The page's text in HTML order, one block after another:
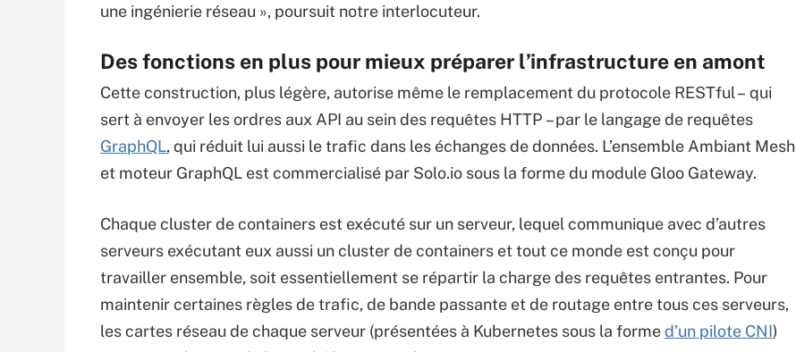
une ingénierie réseau », poursuit notre interlocuteur.
Des fonctions en plus pour mieux préparer l’infrastructure en amont
Cette construction, plus légère, autorise même le remplacement du protocole RESTful – qui
sert à envoyer les ordres aux API au sein des requêtes HTTP – par le langage de requêtes
GraphQL, qui réduit lui aussi le trafic dans les échanges de données. L’ensemble Ambiant Mesh
et moteur GraphQL est commercialisé par Solo.io sous la forme du module Gloo Gateway.
Chaque cluster de containers est exécuté sur un serveur, lequel communique avec d’autres
serveurs exécutant eux aussi un cluster de containers et tout ce monde est conçu pour
travailler ensemble, soit essentiellement se répartir la charge des requêtes entrantes. Pour
maintenir certaines règles de trafic, de bande passante et de routage entre tous ces serveurs,
les cartes réseau de chaque serveur (présentées à Kubernetes sous la formed’un pilote CNI)